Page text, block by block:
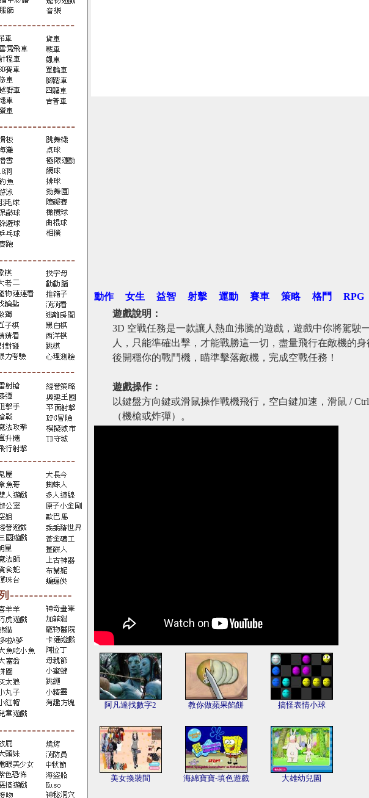
動作 女生 益智 射擊 運動 賽車 策略 格鬥 RPG
遊戲說明：
3D 空戰任務是一款讓人熱血沸騰的遊戲，遊戲中你將駕駛
人，只能準確出擊，才能戰勝這一切，盡量飛行在敵機的
後開穩你的戰鬥機，瞄準擊落敵機，完成空戰任務！
遊戲操作：
以鍵盤方向鍵或滑鼠操作戰機飛行，空白鍵加速，滑鼠 /
（機槍或炸彈）。
阿凡達找數字2 教你做蘋果餡餅 搞怪表情小球
美女換裝間 海綿寶寶-填色遊戲 大雄幼兒園